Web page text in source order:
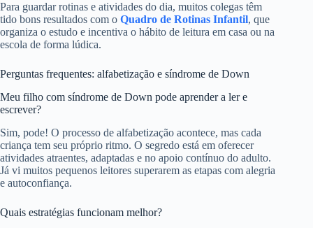
Para guardar rotinas e atividades do dia, muitos colegas têm
tido bons resultados com o Quadro de Rotinas Infantil, que
organiza o estudo e incentiva o hábito de leitura em casa ou na
escola de forma lúdica.
Perguntas frequentes: alfabetização e síndrome de Down
Meu filho com síndrome de Down pode aprender a ler e
escrever?
Sim, pode! O processo de alfabetização acontece, mas cada
criança tem seu próprio ritmo. O segredo está em oferecer
atividades atraentes, adaptadas e no apoio contínuo do adulto.
Já vi muitos pequenos leitores superarem as etapas com alegria
e autoconfiança.
Quais estratégias funcionam melhor?